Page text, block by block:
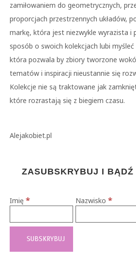
zamiłowaniem do geometrycznych,
proporcjach przestrzennych układów,
markę, która jest niezwykle wyrazista i
sposób o swoich kolekcjach lubi
która pozwala by zbiory tworzone
tematów i inspiracji nieustannie się
Kolekcje nie są traktowane jak
które rozrastają się z biegiem czasu.
Alejakobiet.pl
ZASUBSKRYBUJ I BĄDŹ
Imię * Nazwisko *